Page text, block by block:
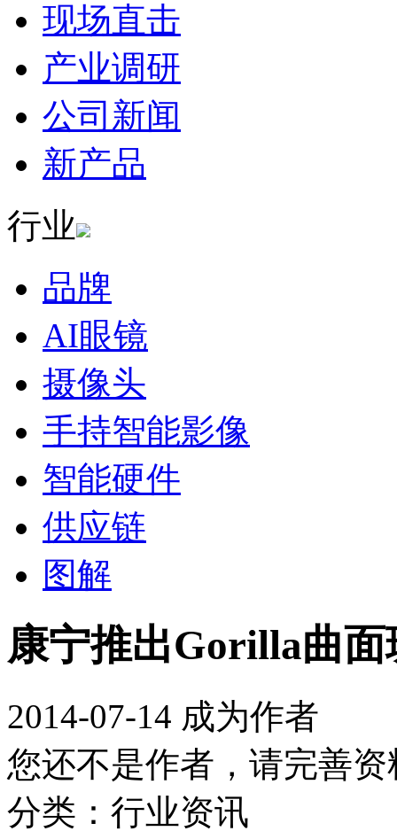
现场直击
产业调研
公司新闻
新产品
行业
品牌
AI眼镜
摄像头
手持智能影像
智能硬件
供应链
图解
康宁推出Gorilla曲面
2014-07-14 成为作者
您还不是作者，请完善资
分类：行业资讯